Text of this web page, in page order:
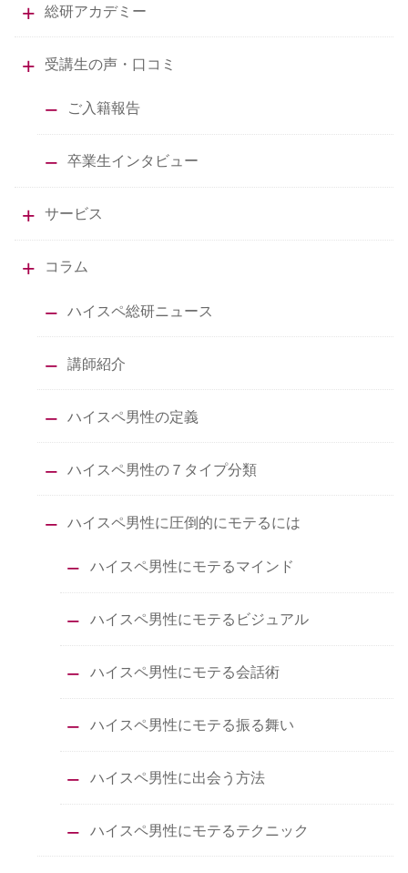
総研アカデミー
受講生の声・口コミ
ご入籍報告
卒業生インタビュー
サービス
コラム
ハイスペ総研ニュース
講師紹介
ハイスペ男性の定義
ハイスペ男性の７タイプ分類
ハイスペ男性に圧倒的にモテるには
ハイスペ男性にモテるマインド
ハイスペ男性にモテるビジュアル
ハイスペ男性にモテる会話術
ハイスペ男性にモテる振る舞い
ハイスペ男性に出会う方法
ハイスペ男性にモテるテクニック